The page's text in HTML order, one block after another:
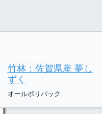
竹林：佐賀県産 夢し
ずく
オールポリパック